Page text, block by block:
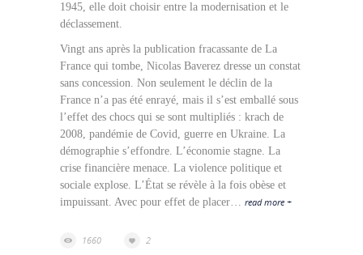
1945, elle doit choisir entre la modernisation et le
déclassement.
Vingt ans après la publication fracassante de La
France qui tombe, Nicolas Baverez dresse un constat
sans concession. Non seulement le déclin de la
France n’a pas été enrayé, mais il s’est emballé sous
l’effet des chocs qui se sont multipliés : krach de
2008, pandémie de Covid, guerre en Ukraine. La
démographie s’effondre. L’économie stagne. La
crise financière menace. La violence politique et
sociale explose. L’État se révèle à la fois obèse et
impuissant. Avec pour effet de placer… read more +
1660 2